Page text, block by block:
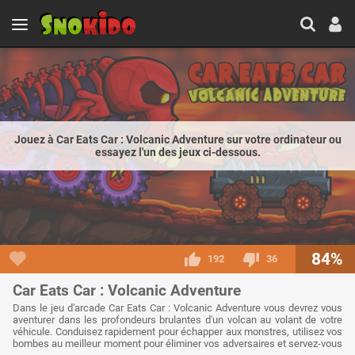
Jouez à Car Eats Car : Volcanic Adventure sur votre ordinateur ou
essayez l'un des jeux ci-dessous.
192 36 84%
Car Eats Car : Volcanic Adventure
Dans le jeu d'arcade Car Eats Car : Volcanic Adventure vous devrez vous
aventurer dans les profondeurs brulantes d'un volcan au volant de votre
véhicule. Conduisez rapidement pour échapper aux monstres, utilisez vos
bombes au meilleur moment pour éliminer vos adversaires et servez-vous